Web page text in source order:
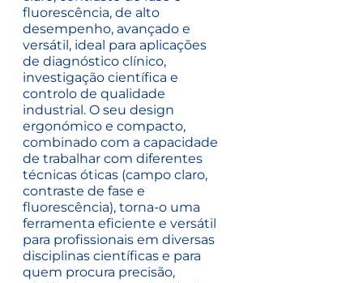
fluorescência, de alto
desempenho, avançado e
versátil, ideal para aplicações
de diagnóstico clínico,
investigação científica e
controlo de qualidade
industrial. O seu design
ergonómico e compacto,
combinado com a capacidade
de trabalhar com diferentes
técnicas óticas (campo claro,
contraste de fase e
fluorescência), torna-o uma
ferramenta eficiente e versátil
para profissionais em diversas
disciplinas científicas e para
quem procura precisão,